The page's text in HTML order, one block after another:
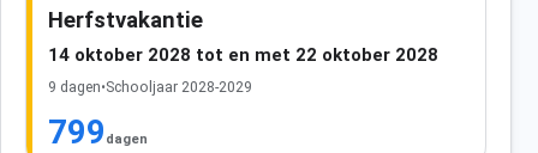
Herfstvakantie
14 oktober 2028 tot en met 22 oktober 2028
9 dagen•Schooljaar 2028-2029
799 dagen